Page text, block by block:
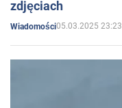
zdjęciach
Wiadomości05.03.2025 23:23